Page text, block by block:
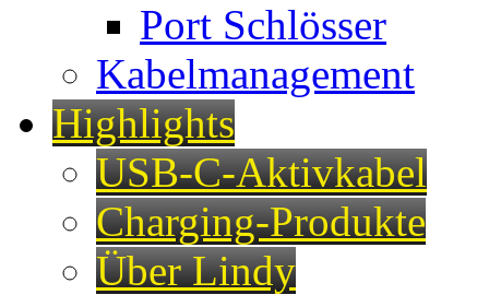
Port Schlösser
Kabelmanagement
Highlights
USB-C-Aktivkabel
Charging-Produkte
Über Lindy